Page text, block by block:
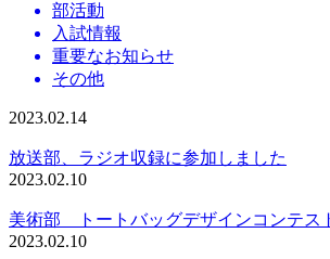
部活動
入試情報
重要なお知らせ
その他
2023.02.14
放送部、ラジオ収録に参加しました
2023.02.10
美術部 トートバッグデザインコンテス
2023.02.10